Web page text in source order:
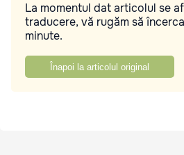
La momentul dat articolul se
traducere, vă rugăm să
minute.
Înapoi la articolul original